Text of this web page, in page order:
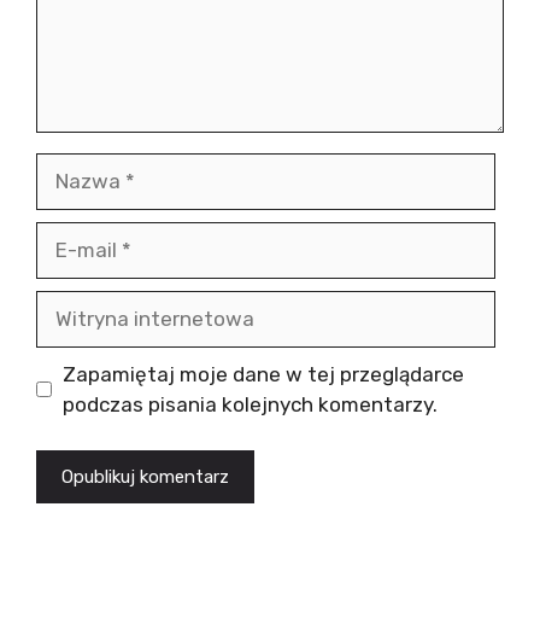
mail
internetowa
Zapamiętaj moje dane w tej przeglądarce
podczas pisania kolejnych komentarzy.